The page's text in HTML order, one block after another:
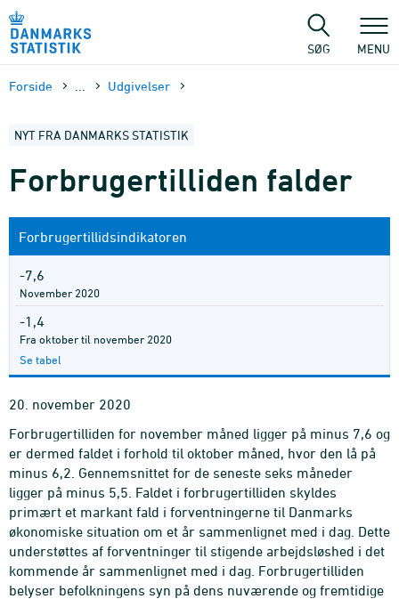
sidens
SØG MENU
Forside Udgivelser
NYT FRA DANMARKS STATISTIK
Forbrugertilliden falder
Forbrugertillidsindikatoren
-7,6
November 2020
-1,4
Fra oktober til november 2020
Se tabel
20. november 2020
Forbrugertilliden for november måned ligger på minus 7,6 og
er dermed faldet i forhold til oktober måned, hvor den lå på
minus 6,2. Gennemsnittet for de seneste seks måneder
ligger på minus 5,5. Faldet i forbrugertilliden skyldes
primært et markant fald i forventningerne til Danmarks
økonomiske situation om et år sammenlignet med i dag. Dette
understøttes af forventninger til stigende arbejdsløshed i det
kommende år sammenlignet med i dag. Forbrugertilliden
belyser befolkningens syn på dens nuværende og fremtidige